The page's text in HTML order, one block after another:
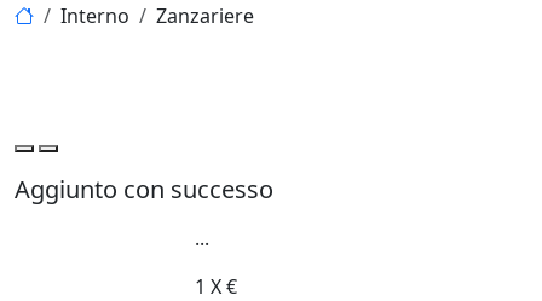
Interno Zanzariere
Aggiunto con successo
...
1 X€